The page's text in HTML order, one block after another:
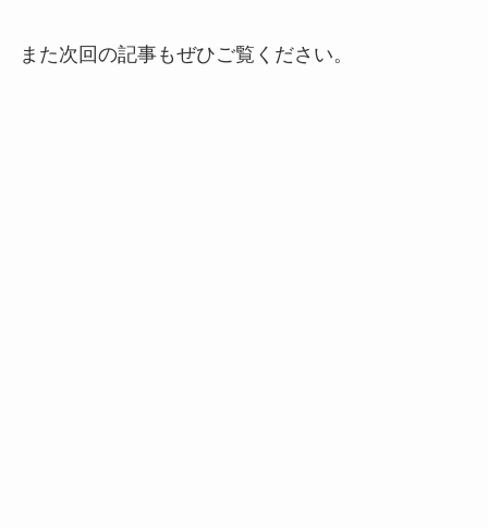
また次回の記事もぜひご覧ください。